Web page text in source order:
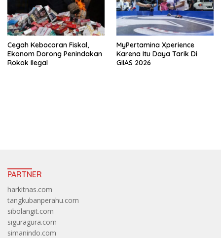
Cegah Kebocoran Fiskal,
Ekonom Dorong Penindakan
Rokok Ilegal
MyPertamina Xperience
Karena Itu Daya Tarik Di
GIIAS 2026
PARTNER
harkitnas.com
tangkubanperahu.com
sibolangit.com
siguragura.com
simanindo.com